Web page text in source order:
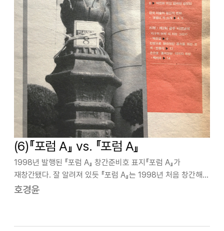
(6)『포럼 A』 vs. 『포럼 A』
1998년 발행된 『포럼 A』 창간준비호 표지『포럼 A』가
재창간됐다. 잘 알려져 있듯 『포럼 A』는 1998년 처음 창간해,
작가, 이론가·평론가, 큐레이터들이 편집진으로 활동하면서
호경윤